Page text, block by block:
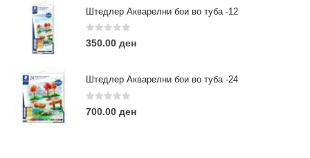
Штедлер Акварелни бои во туба -12
0out of 5
350.00 ден
Штедлер Акварелни бои во туба -24
0out of 5
700.00 ден